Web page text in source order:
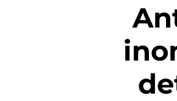
Anti-age krämer är populära